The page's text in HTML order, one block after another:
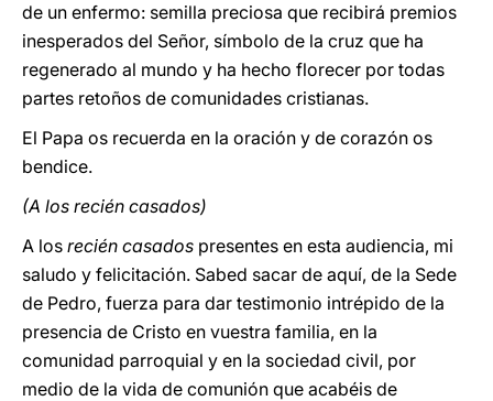
de un enfermo: semilla preciosa que recibirá premios
inesperados del Señor, símbolo de la cruz que ha
regenerado al mundo y ha hecho florecer por todas
partes retoños de comunidades cristianas.
El Papa os recuerda en la oración y de corazón os
bendice.
(A los recién casados)
A los recién casados presentes en esta audiencia, mi
saludo y felicitación. Sabed sacar de aquí, de la Sede
de Pedro, fuerza para dar testimonio intrépido de la
presencia de Cristo en vuestra familia, en la
comunidad parroquial y en la sociedad civil, por
medio de la vida de comunión que acabéis de